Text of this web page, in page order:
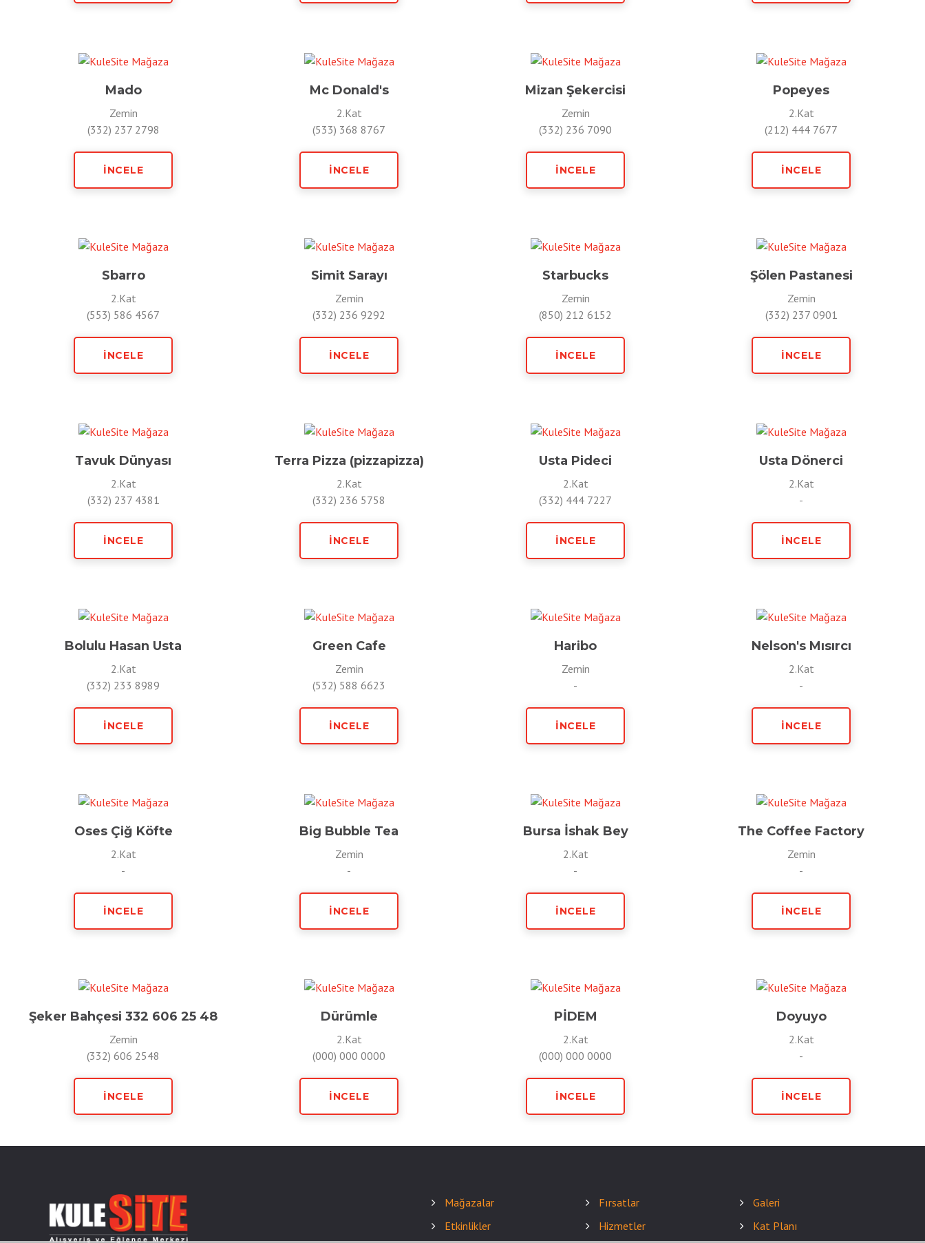
Mado
Zemin
(332) 237 2798
İNCELE
Mc Donald's
2.Kat
(533) 368 8767
İNCELE
Mizan Şekercisi
Zemin
(332) 236 7090
İNCELE
Popeyes
2.Kat
(212) 444 7677
İNCELE
Sbarro
2.Kat
(553) 586 4567
İNCELE
Simit Sarayı
Zemin
(332) 236 9292
İNCELE
Starbucks
Zemin
(850) 212 6152
İNCELE
Şölen Pastanesi
Zemin
(332) 237 0901
İNCELE
Tavuk Dünyası
2.Kat
(332) 237 4381
İNCELE
Terra Pizza (pizzapizza)
2.Kat
(332) 236 5758
İNCELE
Usta Pideci
2.Kat
(332) 444 7227
İNCELE
Usta Dönerci
2.Kat
-
İNCELE
Bolulu Hasan Usta
2.Kat
(332) 233 8989
İNCELE
Green Cafe
Zemin
(532) 588 6623
İNCELE
Haribo
Zemin
-
İNCELE
Nelson's Mısırcı
2.Kat
-
İNCELE
Oses Çiğ Köfte
2.Kat
-
İNCELE
Big Bubble Tea
Zemin
-
İNCELE
Bursa İshak Bey
2.Kat
-
İNCELE
The Coffee Factory
Zemin
-
İNCELE
Şeker Bahçesi 332 606 25 48
Zemin
(332) 606 2548
İNCELE
Dürümle
2.Kat
(000) 000 0000
İNCELE
PİDEM
2.Kat
(000) 000 0000
İNCELE
Doyuyo
2.Kat
-
İNCELE
Mağazalar
Etkinlikler
Fırsatlar
Hizmetler
Galeri
Kat Planı